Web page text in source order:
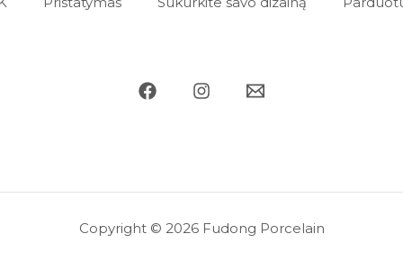
Copyright © 2026 Fudong Porcelain